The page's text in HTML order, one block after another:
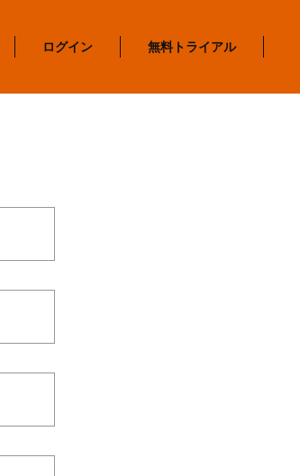
ログイン 無料トライアル